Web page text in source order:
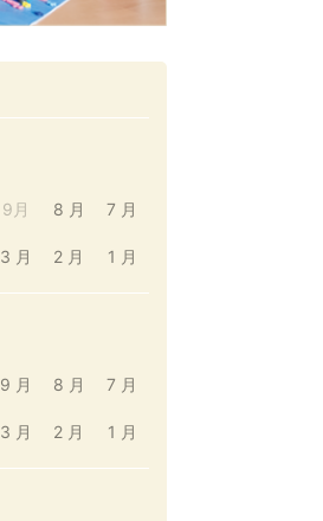
9月 8 月 7 月
3 月 2 月 1 月
9 月 8 月 7 月
3 月 2 月 1 月